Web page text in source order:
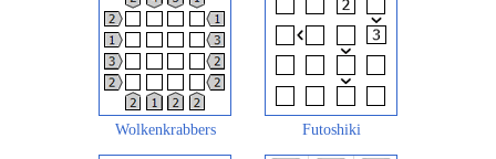
Wolkenkrabbers Futoshiki